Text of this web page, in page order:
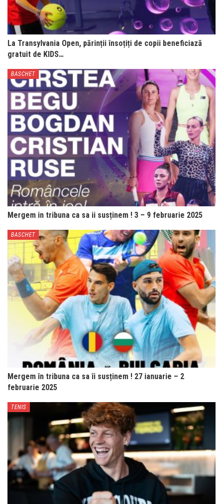
La Transylvania Open, părinții însoțiți de copii beneficiază
gratuit de KIDS…
BASCHET
Mergem in tribuna ca sa ii susținem ! 3 – 9 februarie 2025
BASCHET
Mergem în tribuna ca sa îi susținem ! 27 ianuarie – 2
februarie 2025
TENIS